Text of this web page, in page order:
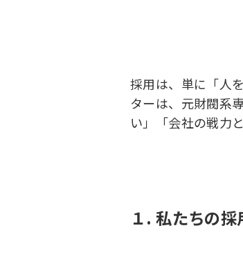
採用は、単に「人
ターは、元財閥系
い」「会社の戦力
１. 私たちの